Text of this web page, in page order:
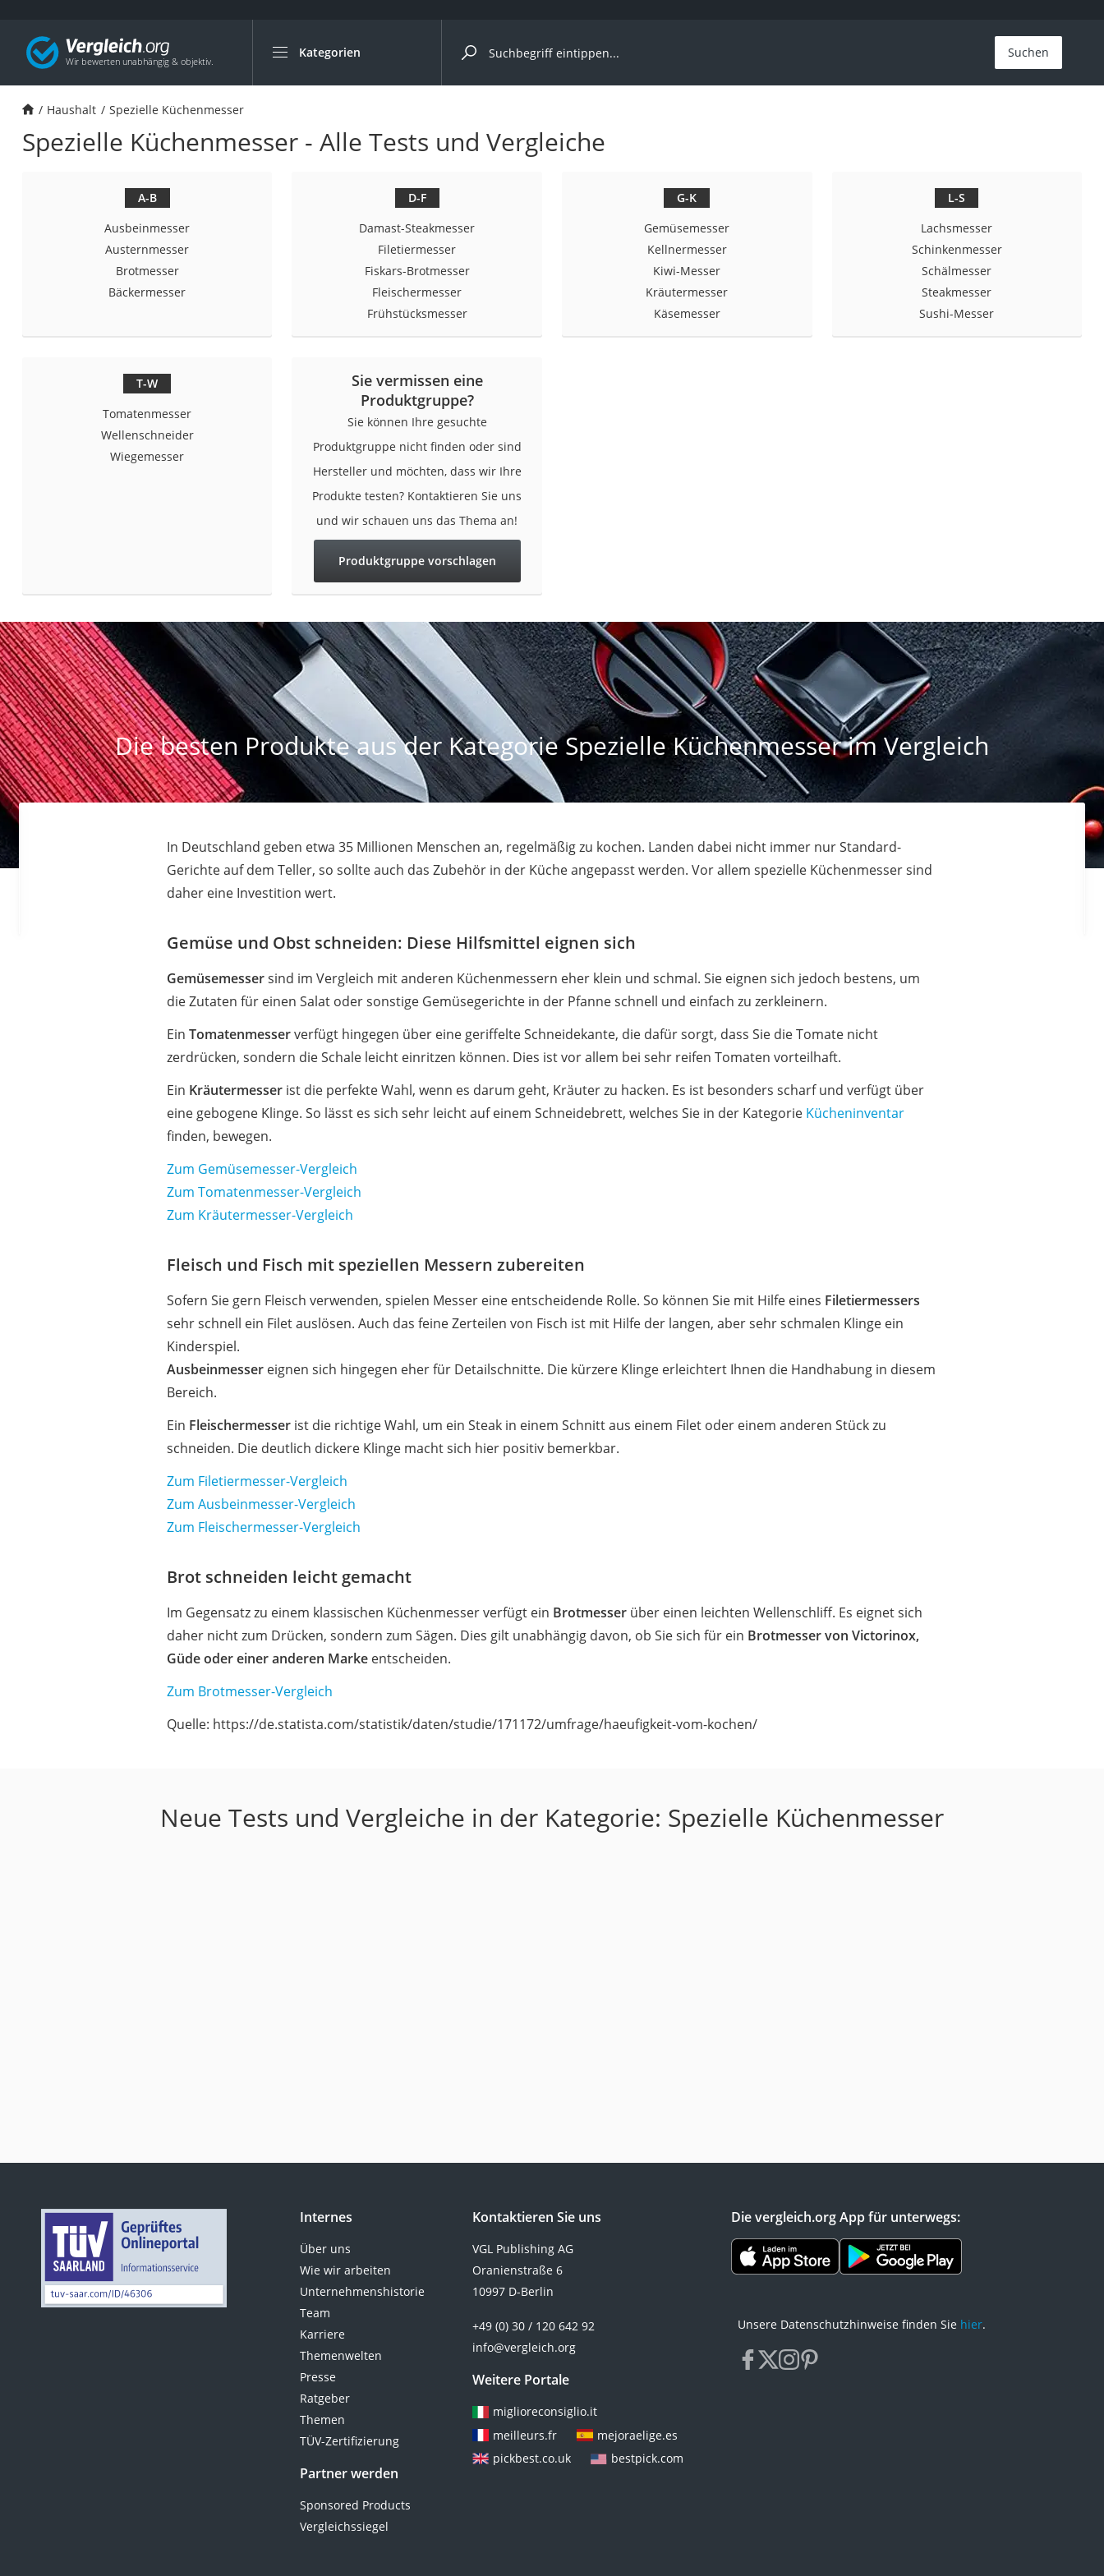
Kategorien
Die beliebtesten Vergleiche nach Kategorie
Haushalt
Zentralstaubsauger
Industriestaubsauger
Spülmaschinentabs
Saug-Wisch-Roboter
Handstaubsauger
Milchaufschäumer
Kondenstrockner
Heißwasserspender
Tierhaarstaubsauger
Ecovacs-Saugroboter
Service
Suchen
Haushalt Spezielle Küchenmesser
Spezielle Küchenmesser - Alle Tests und Vergleiche
A-B
Ausbeinmesser
Austernmesser
Brotmesser
Bäckermesser
D-F
Damast-Steakmesser
Filetiermesser
Fiskars-Brotmesser
Fleischermesser
Frühstücksmesser
G-K
Gemüsemesser
Kellnermesser
Kiwi-Messer
Kräutermesser
Käsemesser
L-S
Lachsmesser
Schinkenmesser
Schälmesser
Steakmesser
Sushi-Messer
T-W
Tomatenmesser
Wellenschneider
Wiegemesser
Sie vermissen eine
Produktgruppe?
Sie können Ihre gesuchte
Produktgruppe nicht finden oder sind
Hersteller und möchten, dass wir Ihre
Produkte testen? Kontaktieren Sie uns
und wir schauen uns das Thema an!
Produktgruppe vorschlagen
Die besten Produkte aus der Kategorie Spezielle Küchenmesser im Vergleich
In Deutschland geben etwa 35 Millionen Menschen an, regelmäßig zu kochen. Landen dabei nicht immer nur Standard-
Gerichte auf dem Teller, so sollte auch das Zubehör in der Küche angepasst werden. Vor allem spezielle Küchenmesser sind
daher eine Investition wert.
Gemüse und Obst schneiden: Diese Hilfsmittel eignen sich
Gemüsemessersind im Vergleich mit anderen Küchenmessern eher klein und schmal. Sie eignen sich jedoch bestens, um
die Zutaten für einen Salat oder sonstige Gemüsegerichte in der Pfanne schnell und einfach zu zerkleinern.
EinTomatenmesserverfügt hingegen über eine geriffelte Schneidekante, die dafür sorgt, dass Sie die Tomate nicht
zerdrücken, sondern die Schale leicht einritzen können. Dies ist vor allem bei sehr reifen Tomaten vorteilhaft.
Ein Kräutermesser ist die perfekte Wahl, wenn es darum geht, Kräuter zu hacken. Es ist besonders scharf und verfügt über
eine gebogene Klinge. So lässt es sich sehr leicht auf einem Schneidebrett, welches Sie in der Kategorie Kücheninventar
finden, bewegen.
Zum Gemüsemesser-Vergleich
Zum Tomatenmesser-Vergleich
Zum Kräutermesser-Vergleich
Fleisch und Fisch mit speziellen Messern zubereiten
Sofern Sie gern Fleisch verwenden, spielen Messer eine entscheidende Rolle. So können Sie mit Hilfe eines Filetiermessers
sehr schnell ein Filet auslösen. Auch das feine Zerteilen von Fisch ist mit Hilfe der langen, aber sehr schmalen Klinge ein
Kinderspiel.
Ausbeinmesser eignen sich hingegen eher für Detailschnitte. Die kürzere Klinge erleichtert Ihnen die Handhabung in diesem
Bereich.
Ein Fleischermesser ist die richtige Wahl, um ein Steak in einem Schnitt aus einem Filet oder einem anderen Stück zu
schneiden. Die deutlich dickere Klinge macht sich hier positiv bemerkbar.
Zum Filetiermesser-Vergleich
Zum Ausbeinmesser-Vergleich
Zum Fleischermesser-Vergleich
Brot schneiden leicht gemacht
Im Gegensatz zu einem klassischen Küchenmesser verfügt ein Brotmesser über einen leichten Wellenschliff. Es eignet sich
daher nicht zum Drücken, sondern zum Sägen. Dies gilt unabhängig davon, ob Sie sich für ein Brotmesser von Victorinox,
Güde oder einer anderen Marke entscheiden.
Zum Brotmesser-Vergleich
Quelle: https://de.statista.com/statistik/daten/studie/171172/umfrage/haeufigkeit-vom-kochen/
Neue Tests und Vergleiche in der Kategorie: Spezielle Küchenmesser
Internes
Über uns
Wie wir arbeiten
Unternehmenshistorie
Team
Karriere
Themenwelten
Presse
Ratgeber
Themen
TÜV-Zertifizierung
Partner werden
Sponsored Products
Vergleichssiegel
Kontaktieren Sie uns
VGL Publishing AG
Oranienstraße 6
10997 D-Berlin
+49 (0) 30 / 120 642 92
info@vergleich.org
Weitere Portale
miglioreconsiglio.it
meilleurs.fr
mejoraelige.es
pickbest.co.uk
bestpick.com
Die vergleich.org App für unterwegs:
Unsere Datenschutzhinweise finden Sie hier.
facebook
x instagram
pinterest